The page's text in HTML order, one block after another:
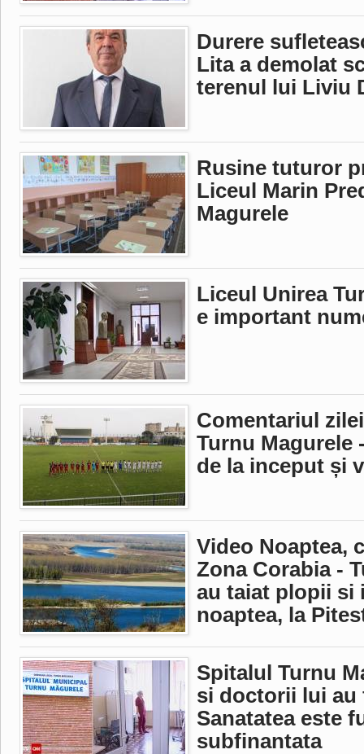
Durere
Lita a demolat
terenul lui Liviu
Rusine tuturor
Liceul Marin
Magurele
Liceul Unirea
e important
Comentariul
Turnu Magurele
de la inceput și
Video Noaptea,
Zona Corabia -
au taiat plopii si
noaptea, la
Spitalul Turnu
si doctorii lui au
Sanatatea este
subfinantata